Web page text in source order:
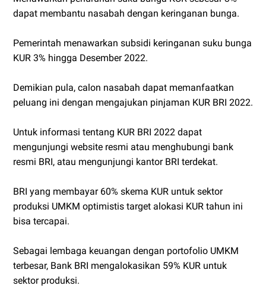
dapat membantu nasabah dengan keringanan bunga.
Pemerintah menawarkan subsidi keringanan suku bunga
KUR 3% hingga Desember 2022.
Demikian pula, calon nasabah dapat memanfaatkan
peluang ini dengan mengajukan pinjaman KUR BRI 2022.
Untuk informasi tentang KUR BRI 2022 dapat
mengunjungi website resmi atau menghubungi bank
resmi BRI, atau mengunjungi kantor BRI terdekat.
BRI yang membayar 60% skema KUR untuk sektor
produksi UMKM optimistis target alokasi KUR tahun ini
bisa tercapai.
Sebagai lembaga keuangan dengan portofolio UMKM
terbesar, Bank BRI mengalokasikan 59% KUR untuk
sektor produksi.